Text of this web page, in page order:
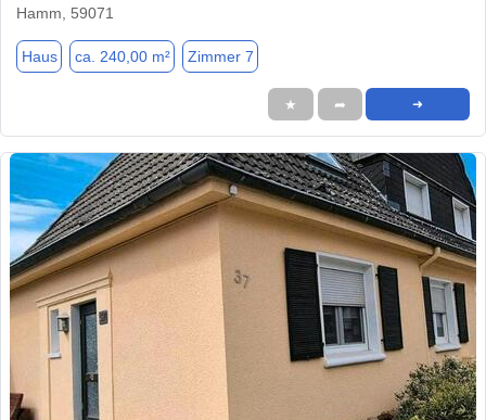
Hamm, 59071
Haus ca. 240,00 m² Zimmer 7
★ ➦ ➜